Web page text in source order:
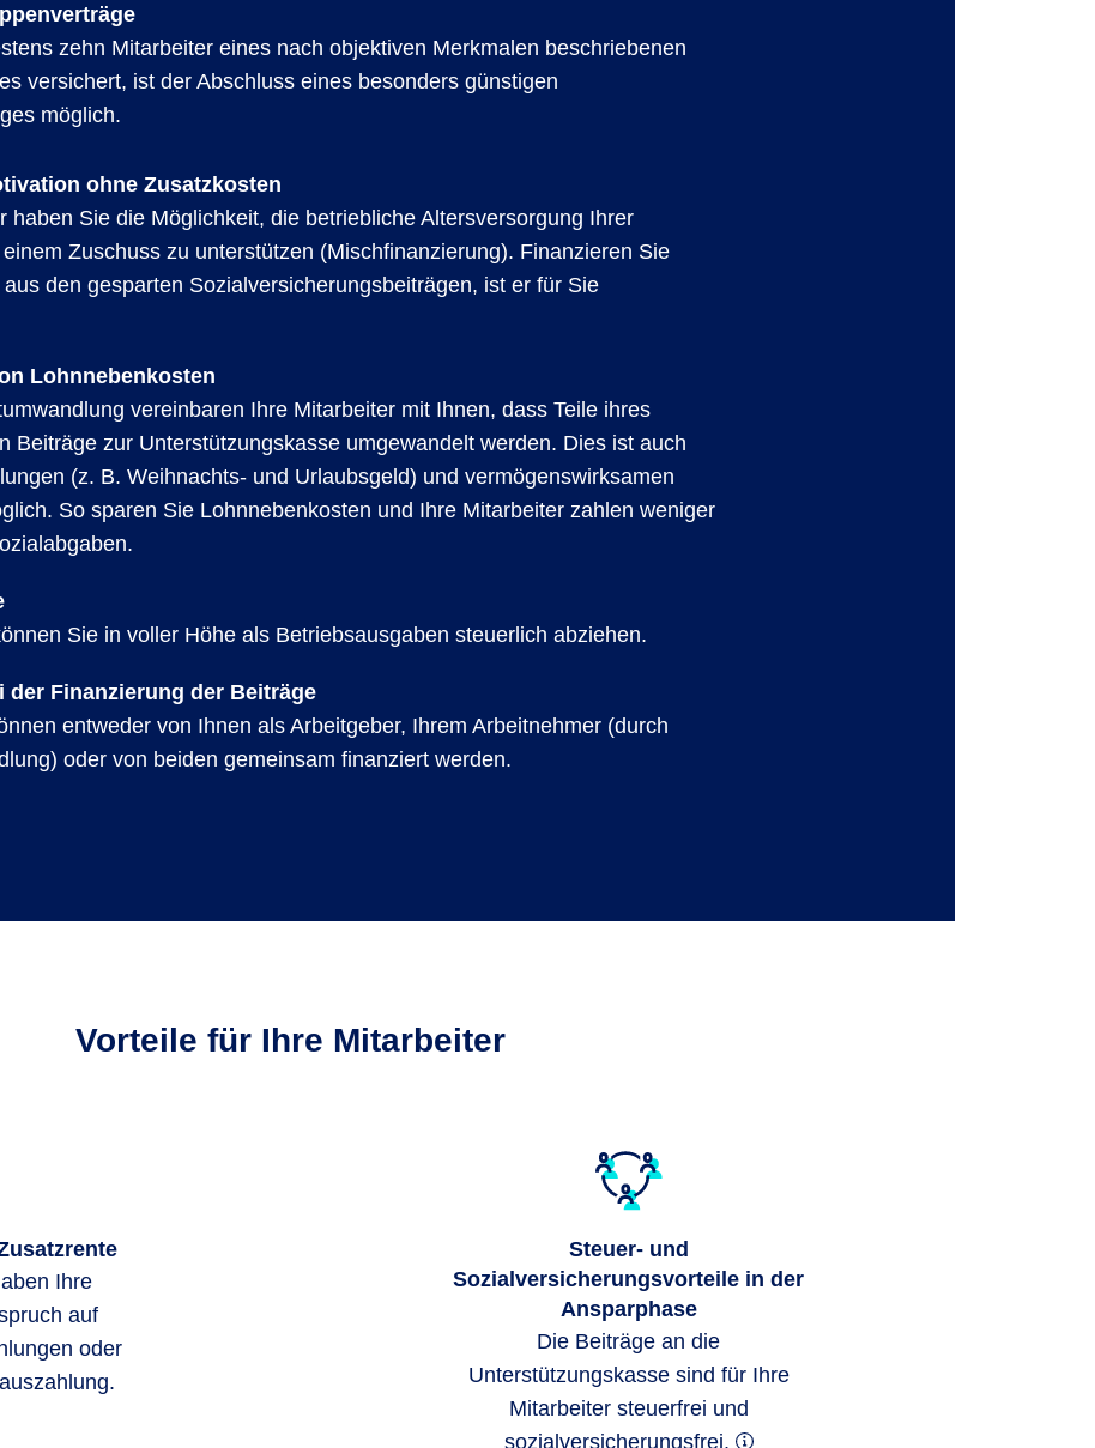
zehn Mitarbeiter eines nach objektiven Merkmalen beschriebenen
versichert, ist der Abschluss eines besonders günstigen
möglich.
ohne Zusatzkosten
haben Sie die Möglichkeit, die betriebliche Altersversorgung Ihrer
Zuschuss zu unterstützen (Mischfinanzierung). Finanzieren Sie
den gesparten Sozialversicherungsbeiträgen, ist er für Sie
Lohnnebenkosten
vereinbaren Ihre Mitarbeiter mit Ihnen, dass Teile ihres
Beiträge zur Unterstützungskasse umgewandelt werden. Dies ist auch
(z. B. Weihnachts- und Urlaubsgeld) und vermögenswirksamen
So sparen Sie Lohnnebenkosten und Ihre Mitarbeiter zahlen weniger
Sie in voller Höhe als Betriebsausgaben steuerlich abziehen.
der Finanzierung der Beiträge
entweder von Ihnen als Arbeitgeber, Ihrem Arbeitnehmer (durch
oder von beiden gemeinsam finanziert werden.
Vorteile für Ihre Mitarbeiter
Ihre
auf
oder
Steuer- und
Sozialversicherungsvorteile in der
Ansparphase
Die Beiträge an die
Unterstützungskasse sind für Ihre
Mitarbeiter steuerfrei und
sozialversicherungsfrei.